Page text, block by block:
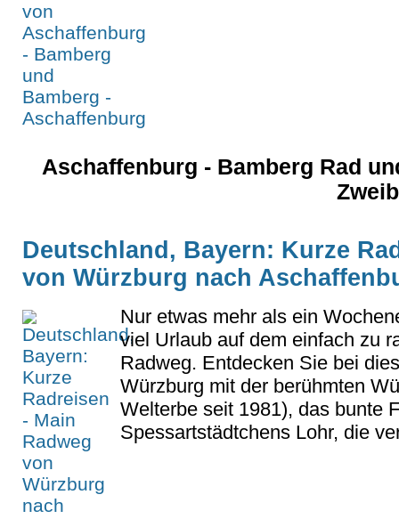
Aschaffenburg - Bamberg Rad
Deutschland, Bayern: Kurze
von Würzburg nach
Nur etwas mehr als ein
viel Urlaub auf dem einfach zu
Radweg. Entdecken Sie bei
Würzburg mit der berühmten
Welterbe seit 1981), das bunte
Spessartstädtchens Lohr, die